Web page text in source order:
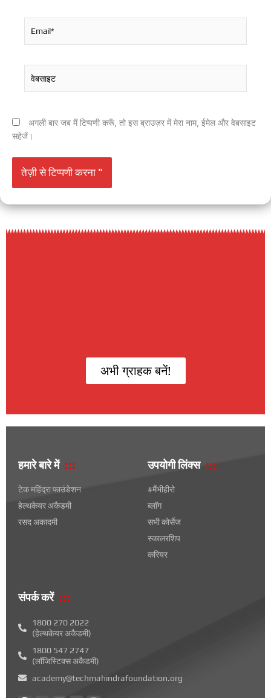
अगली बार जब मैं टिप्पणी करूँ, तो इस ब्राउज़र में मेरा नाम, ईमेल और वेबसाइट
सहेजें।
अभी ग्राहक बनें!
हमारे बारे में
टेक महिंद्रा फाउंडेशन
हेल्थकेयर अकैडमी
रसद अकादमी
उपयोगी लिंक्स
#मैंभीहीरो
ब्लॉग
सभी कोर्सेज
स्कालरशिप
करियर
संपर्क करें
1800 270 2022
(हेल्थकेयर अकैडमी)
1800 547 2747
(लॉजिस्टिक्स अकैडमी)
academy@techmahindrafoundation.org
फे L i